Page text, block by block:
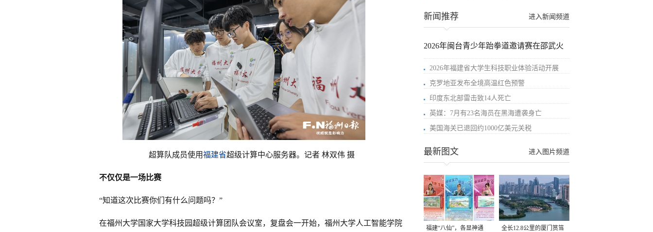
超算队成员使用福建省超级计算中心服务器。记者 林双伟 摄
不仅仅是一场比赛
“知道这次比赛你们有什么问题吗？”
在福州大学国家大学科技园超级计算团队会议室，复盘会一开始，福州大学人工智能学院
进入新闻频道
新闻推荐
2026年闽台青少年跆拳道邀请赛在邵武火
2026年福建省大学生科技职业体验活动开展
克罗地亚发布全境高温红色预警
印度东北部雷击致14人死亡
英媒：7月有23名海员在黑海遭袭身亡
美国海关已退回约1000亿美元关税
进入图片频道
最新图文
福建“八仙”，各显神通 全长12.8公里的厦门筼筜